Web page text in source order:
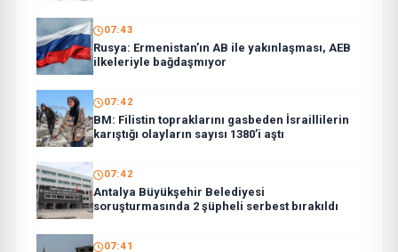
07:43
Rusya: Ermenistan’ın AB ile yakınlaşması, AEB
ilkeleriyle bağdaşmıyor
07:42
BM: Filistin topraklarını gasbeden İsraillilerin
karıştığı olayların sayısı 1380’i aştı
07:42
Antalya Büyükşehir Belediyesi
soruşturmasında 2 şüpheli serbest bırakıldı
07:41